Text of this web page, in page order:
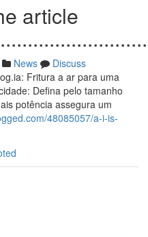
article
News
Discuss
Fritura a ar para uma
Defina pelo tamanho
potência assegura um
48085057/a-i-is-